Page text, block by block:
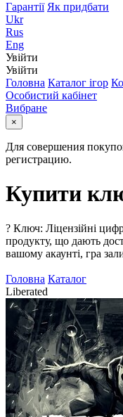
Гарантії Як придбати
Ukr
Rus
Eng
Увійти
Увійти
Головна Каталог ігор
Особистий кабінет
Вибране
×
Для совершения
регистрацию.
Купити
? Ключ: Ліцензійні
продукту, що дають
вашому акаунті, гра
Головна Каталог
Liberated